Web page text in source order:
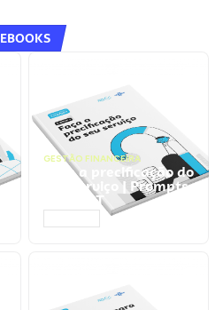
EBOOKS
GESTÃO FINANCEIRA
Faça a precificação do
seu serviço | Prompts
ChatGPT